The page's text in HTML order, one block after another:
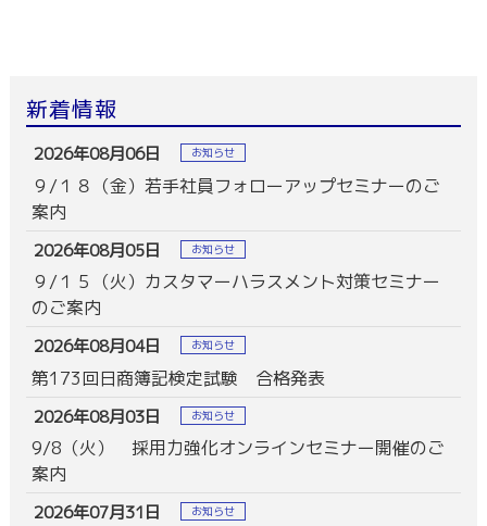
新着情報
2026年08月06日 お知らせ
９/１８（金）若手社員フォローアップセミナーのご
案内
2026年08月05日 お知らせ
９/１５（火）カスタマーハラスメント対策セミナー
のご案内
2026年08月04日 お知らせ
第173回日商簿記検定試験 合格発表
2026年08月03日 お知らせ
9/8（火） 採用力強化オンラインセミナー開催のご
案内
2026年07月31日 お知らせ